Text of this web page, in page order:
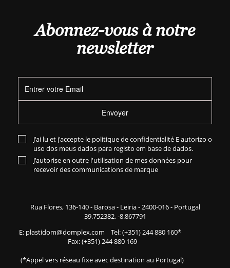
Abonnez-vous à notre
newsletter
Envoyer
J'ai lu et j'accepte le politique de confidentialité E autorizo o
uso dos meus dados para registo em base de dados.
J'autorise en outre l'utilisation de mes données pour
recevoir des communications de marque
Rua Flores, 136-140- Barosa - Leiria - 2400-016 - Portugal
39.752382, -8.867791
E: plastidom@domplex.com Tel:(+351) 244 880 160*
Fax: (+351) 244 880 169
(*Appel vers réseau fixe avec destination au Portugal)